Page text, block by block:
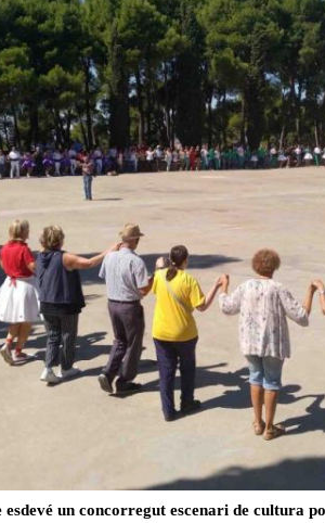
un concorregut escenari de cultura